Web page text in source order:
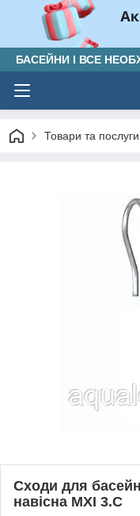
БАСЕЙНИ І ВСЕ
Товари та послуги
Сходи для
навісна MXI 3.C